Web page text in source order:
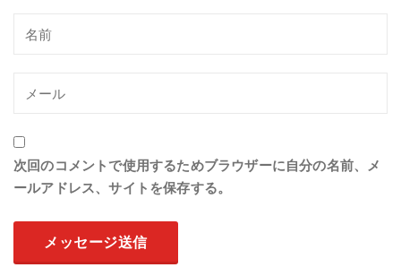
次回のコメントで使用するためブラウザーに自分の名前、メ
ールアドレス、サイトを保存する。